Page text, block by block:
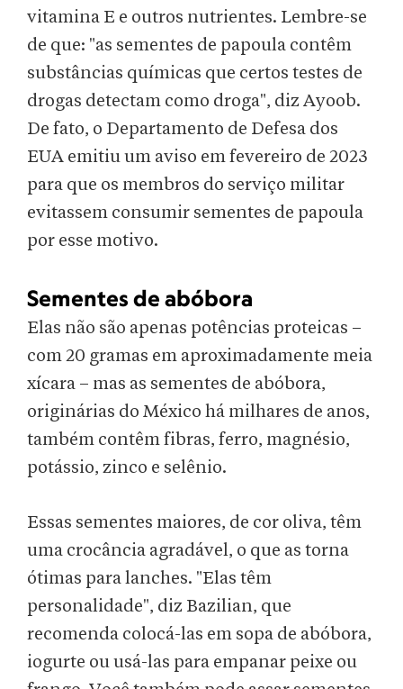
vitamina E e outros nutrientes. Lembre-se
de que: "as sementes de papoula contêm
substâncias químicas que certos testes de
drogas detectam como droga", diz Ayoob.
De fato, o Departamento de Defesa dos
EUA emitiu um aviso em fevereiro de 2023
para que os membros do serviço militar
evitassem consumir sementes de papoula
por esse motivo.
Sementes de abóbora
Elas não são apenas potências proteicas –
com 20 gramas em aproximadamente meia
xícara – mas as sementes de abóbora,
originárias do México há milhares de anos,
também contêm fibras, ferro, magnésio,
potássio, zinco e selênio.
Essas sementes maiores, de cor oliva, têm
uma crocância agradável, o que as torna
ótimas para lanches. "Elas têm
personalidade", diz Bazilian, que
recomenda colocá-las em sopa de abóbora,
iogurte ou usá-las para empanar peixe ou